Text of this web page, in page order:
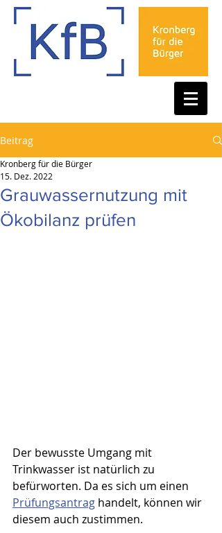
Beitrag
Grauwassernutzung mit
Ökobilanz prüfen
Kronberg für die Bürger
15. Dez. 2022
Der bewusste Umgang mit
Trinkwasser ist natürlich zu
befürworten. Da es sich um einen
Prüfungsantrag handelt, können wir
diesem auch zustimmen.